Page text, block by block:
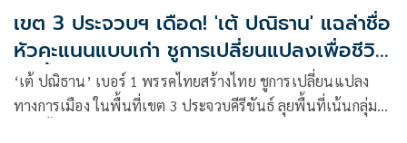
เขต 3 ประจวบฯ เดือด! 'เต้ ปณิธาน' แฉล่าชื่อ
หัวคะแนนแบบเก่า ชูการเปลี่ยนแปลงเพื่อชีวิต
ที่ดีขึ้น
‘เต้ ปณิธาน’ เบอร์ 1 พรรคไทยสร้างไทย ชูการเปลี่ยนแปลง
ทางการเมือง ในพื้นที่เขต 3 ประจวบคีรีขันธ์ ลุยพื้นที่เน้นกลุ่ม